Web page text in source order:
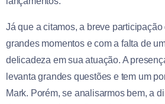
Já que a citamos, a breve
grandes momentos e com a falta de
delicadeza em sua atuação. A
levanta grandes questões e tem um
Mark. Porém, se analisarmos bem, a